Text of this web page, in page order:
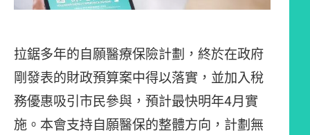
拉鋸多年的自願醫療保險計劃，終於在政府
剛發表的財政預算案中得以落實，並加入稅
務優惠吸引市民參與，預計最快明年4月實
施。本會支持自願醫保的整體方向，計劃無